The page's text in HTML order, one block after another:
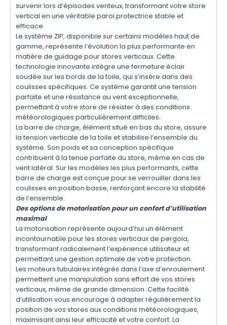
survenir lors d’épisodes venteux, transformant votre store
vertical en une véritable paroi protectrice stable et
efficace.
Le système ZIP, disponible sur certains modèles haut de
gamme, représente l’évolution la plus performante en
matière de guidage pour stores verticaux. Cette
technologie innovante intègre une fermeture éclair
soudée sur les bords de la toile, qui s’insère dans des
coulisses spécifiques. Ce système garantit une tension
parfaite et une résistance au vent exceptionnelle,
permettant à votre store de résister à des conditions
météorologiques particulièrement difficiles.
La barre de charge, élément situé en bas du store, assure
la tension verticale de la toile et stabilise l’ensemble du
système. Son poids et sa conception spécifique
contribuent à la tenue parfaite du store, même en cas de
vent latéral. Sur les modèles les plus performants, cette
barre de charge est conçue pour se verrouiller dans les
coulisses en position basse, renforçant encore la stabilité
de l’ensemble.
Des options de motorisation pour un confort d’utilisation
maximal
La motorisation représente aujourd’hui un élément
incontournable pour les stores verticaux de pergola,
transformant radicalement l’expérience utilisateur et
permettant une gestion optimale de votre protection.
Les moteurs tubulaires intégrés dans l’axe d’enroulement
permettent une manipulation sans effort de vos stores
verticaux, même de grande dimension. Cette facilité
d’utilisation vous encourage à adapter régulièrement la
position de vos stores aux conditions météorologiques,
maximisant ainsi leur efficacité et votre confort. La